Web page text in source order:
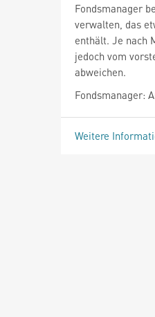
Fondsmanager
verwalten, das
enthält. Je nach
jedoch vom
abweichen.
Fondsmanager:
Weitere